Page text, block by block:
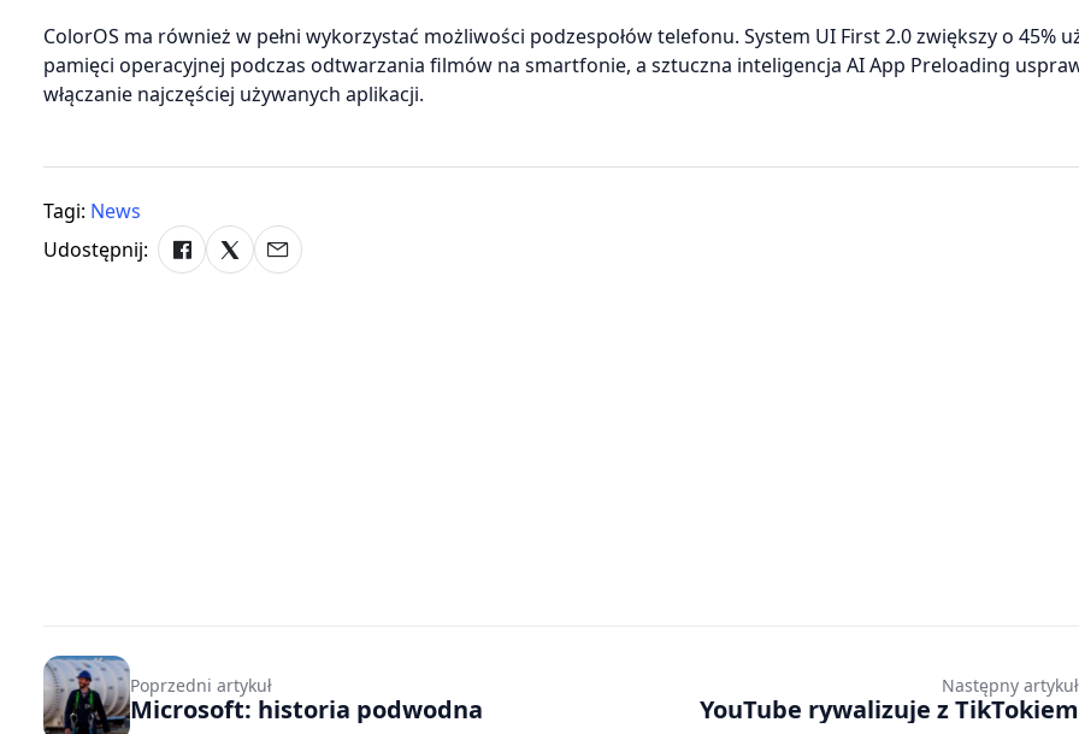
ColorOS ma również w pełni wykorzystać możliwości podzespołów telefonu. System UI First 2.0 zwiększy o 45%
pamięci operacyjnej podczas odtwarzania filmów na smartfonie, a sztuczna inteligencja AI App Preloading
włączanie najczęściej używanych aplikacji.
Tagi: News
Udostępnij:
Poprzedni artykuł
Microsoft: historia podwodna
Następny artykuł
YouTube rywalizuje z TikTokiem